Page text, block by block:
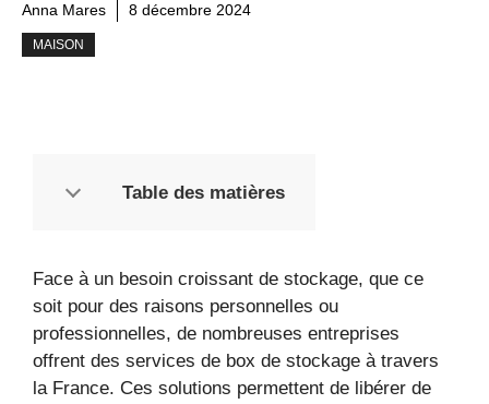
Anna Mares 8 décembre 2024
MAISON
Table des matières
Face à un besoin croissant de stockage, que ce
soit pour des raisons personnelles ou
professionnelles, de nombreuses entreprises
offrent des services de box de stockage à travers
la France. Ces solutions permettent de libérer de